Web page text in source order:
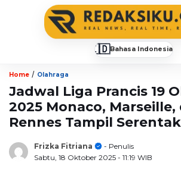
🇮🇩Bahasa Indonesia
Home / Olahraga
Jadwal Liga Prancis 19
2025 Monaco, Marseille,
Rennes Tampil
Frizka Fitriana
- Penulis
Sabtu, 18 Oktober 2025 - 11:19 WIB